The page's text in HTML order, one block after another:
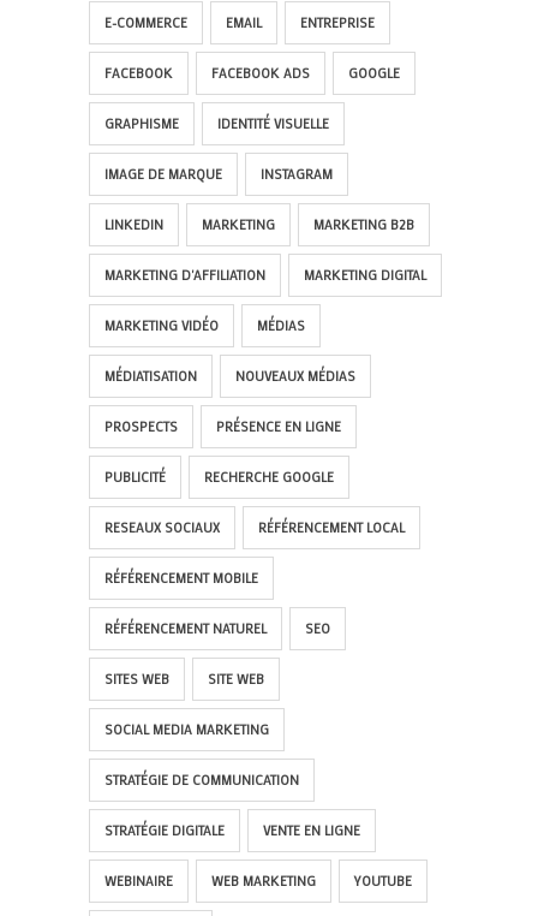
E-COMMERCE EMAIL ENTREPRISE
FACEBOOK FACEBOOK ADS GOOGLE
GRAPHISME IDENTITÉ VISUELLE
IMAGE DE MARQUE INSTAGRAM
LINKEDIN MARKETING MARKETING B2B
MARKETING D'AFFILIATION MARKETING DIGITAL
MARKETING VIDÉO MÉDIAS
MÉDIATISATION NOUVEAUX MÉDIAS
PROSPECTS PRÉSENCE EN LIGNE
PUBLICITÉ RECHERCHE GOOGLE
RESEAUX SOCIAUX RÉFÉRENCEMENT LOCAL
RÉFÉRENCEMENT MOBILE
RÉFÉRENCEMENT NATUREL SEO
SITES WEB SITE WEB
SOCIAL MEDIA MARKETING
STRATÉGIE DE COMMUNICATION
STRATÉGIE DIGITALE VENTE EN LIGNE
WEBINAIRE WEB MARKETING YOUTUBE